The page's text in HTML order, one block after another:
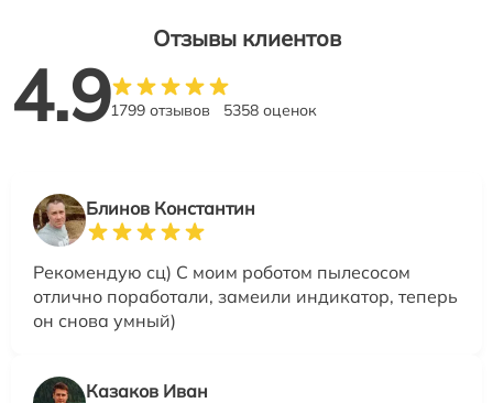
Отзывы клиентов
4.91799 отзывов 5358 оценок
Блинов Константин
Рекомендую сц) С моим роботом пылесосом
отлично поработали, замеили индикатор, теперь
он снова умный)
Казаков Иван